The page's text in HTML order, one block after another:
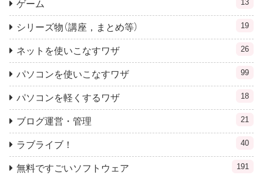
ゲーム 13
シリーズ物（講座，まとめ等） 19
ネットを使いこなすワザ 26
パソコンを使いこなすワザ 99
パソコンを軽くするワザ 18
ブログ運営・管理 21
ラブライブ！ 40
無料ですごいソフトウェア 191